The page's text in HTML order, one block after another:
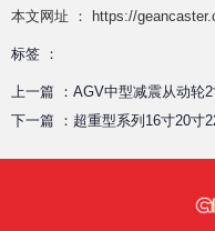
本文网址 ： https://
标签 ：
上一篇 ： AGV中型减震从动轮
下一篇 ： 超重型系列16寸20寸